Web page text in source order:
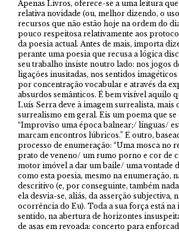
Apenas Livros, oferece-se a uma leitura
relativa novidade (ou, melhor dizendo, o
recursos que não estão hoje na ordem do
pouco respeitosa relativamente aos
da poesia actual. Antes de mais, importa
perante uma poesia que recusa a lógica
seu trabalho insiste noutro lado: nos jogos
ligações inusitadas, nos sentidos
por concentração vocabular e através da
absurdos semânticos. É bem visível aquilo
Luís Serra deve à imagem surrealista, mais
surrealismo em geral. Eis um poema que se
“Improviso uma época balnear;/ línguas/
marcam encontros lúbricos.” E outro,
processo de enumeração: “Uma mosca no
prato de veneno/ um rumo porno e cor de
motor imóvel a dar um baile/ uma vontade
como esta poesia, mesmo na enumeração,
descritivo (e, por conseguinte, também
ela desvia-se, aliás, da asserção subjectiva,
ocorrência do Eu). Toda a sua força está na
sentido, na abertura de horizontes
de asas em revoada: concerto para